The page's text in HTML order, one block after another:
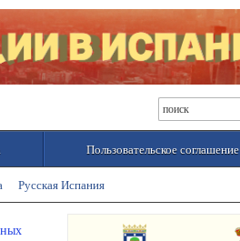
Русская Испания
Пользовательское соглашение